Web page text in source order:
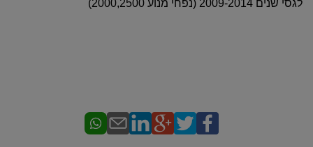
לגסי שנים 2009-2014 (נפחי מנוע 2000,2500)